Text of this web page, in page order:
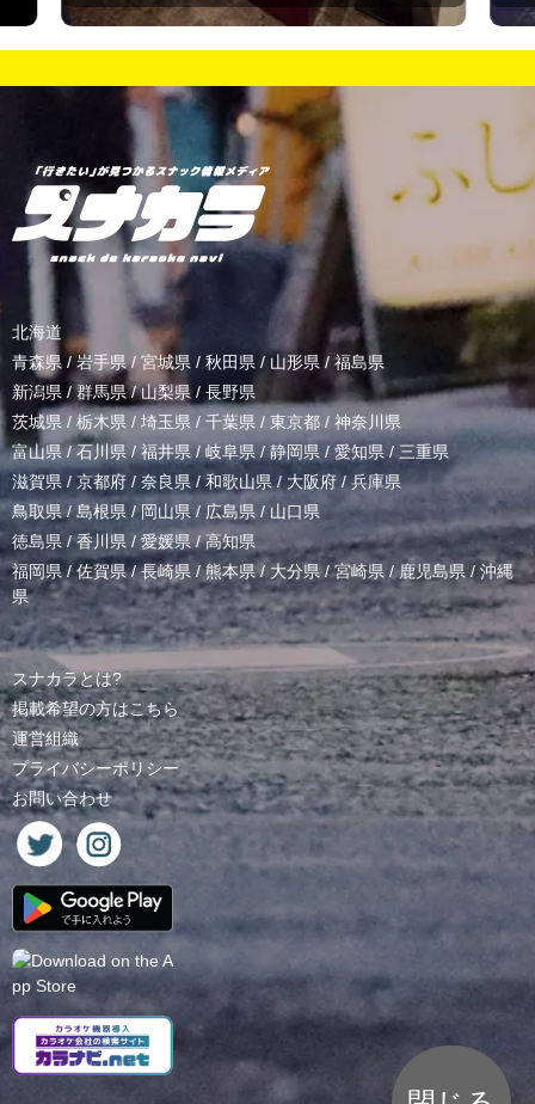
北海道
青森県 / 岩手県/ 宮城県 / 秋田県 / 山形県/ 福島県
新潟県 /群馬県/山梨県 / 長野県
茨城県 / 栃木県 / 埼玉県 / 千葉県 / 東京都 / 神奈川県
富山県 /石川県/福井県/岐阜県 / 静岡県 / 愛知県 / 三重県
滋賀県 / 京都府 / 奈良県 / 和歌山県/ 大阪府 /兵庫県
鳥取県/ 島根県 /岡山県/ 広島県 / 山口県
徳島県 /香川県 / 愛媛県/高知県
福岡県/佐賀県/長崎県 /熊本県/ 大分県/宮崎県 /鹿児島県 / 沖縄
県
スナカラとは?
掲載希望の方はこちら
運営組織
プライバシーポリシー
お問い合わせ